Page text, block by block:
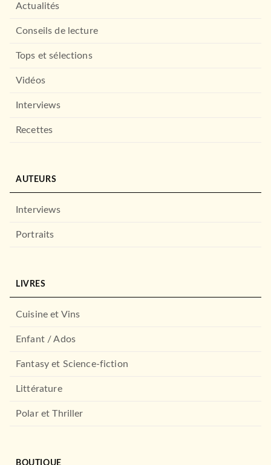
Actualités
Conseils de lecture
Tops et sélections
Vidéos
Interviews
Recettes
AUTEURS
Interviews
Portraits
LIVRES
Cuisine et Vins
Enfant / Ados
Fantasy et Science-fiction
Littérature
Polar et Thriller
BOUTIQUE